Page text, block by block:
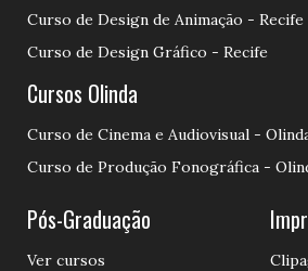
Curso de Design de Animação - Recife
Curso de Design Gráfico - Recife
Cursos Olinda
Curso de Cinema e Audiovisual -
Curso de Produção Fonográfica -
Pós-Graduação
Ver cursos